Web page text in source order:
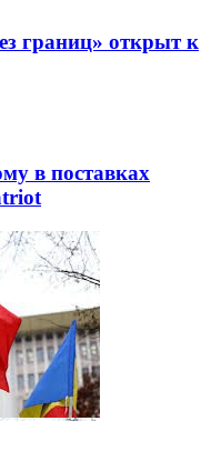
границ» открыт к
в поставках